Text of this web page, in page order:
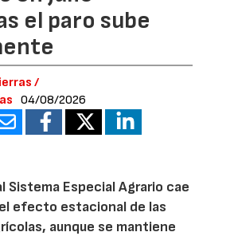
el paro sube
/
04/08/2026
Sistema Especial Agrario cae
efecto estacional de las
aunque se mantiene